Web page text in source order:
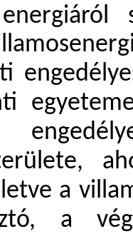
a
a